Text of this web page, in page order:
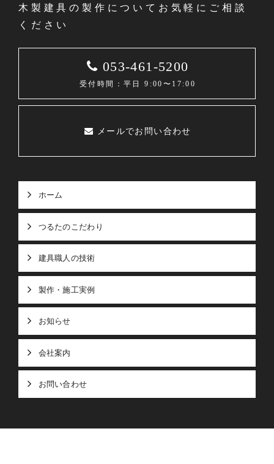
木製建具の製作についてお気軽にご相談
ください
053-461-5200
受付時間：平日 9:00〜17:00
メールでお問い合わせ
ホーム
つるたのこだわり
建具職人の技術
製作・施工実例
お知らせ
会社案内
お問い合わせ